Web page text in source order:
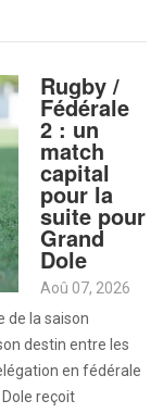
Rugby /
Fédérale
2 : un
match
capital
pour la
suite pour
Grand
Dole
Aoû 07, 2026
de la saison
destin entre les
en fédérale
reçoit